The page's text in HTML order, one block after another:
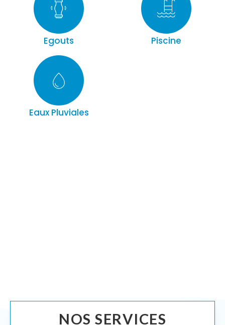
Egouts Piscine
Eaux Pluviales
NOS SERVICES